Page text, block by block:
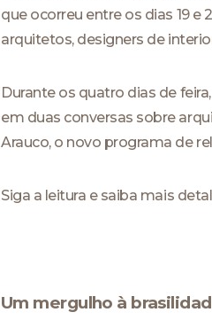
que ocorreu entre os dias 19
arquitetos, designers de
Durante os quatro dias de
em duas conversas sobre
Arauco, o novo programa de
Siga a leitura e saiba mais
Um mergulho à